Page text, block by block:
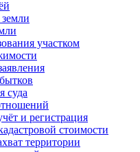
участком
суда
и регистрация
стоимости
территории